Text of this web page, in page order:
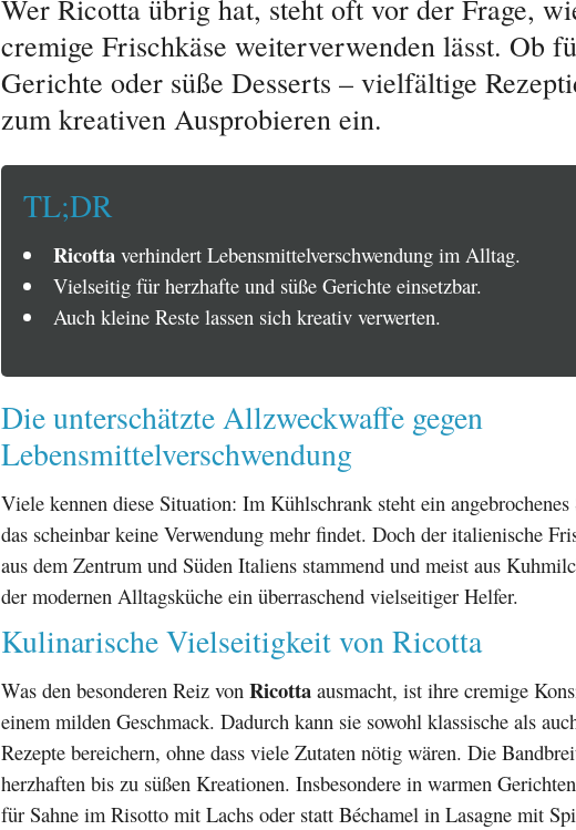
Wer Ricotta übrig hat, steht oft vor der Frage,
cremige Frischkäse weiterverwenden lässt. Ob
Gerichte oder süße Desserts – vielfältige
zum kreativen Ausprobieren ein.
TL;DR
Ricottaverhindert Lebensmittelverschwendung im Alltag.
Vielseitig für herzhafte und süße Gerichte einsetzbar.
Auch kleine Reste lassen sich kreativ verwerten.
Die unterschätzte Allzweckwaffe gegen
Lebensmittelverschwendung
Viele kennen diese Situation: Im Kühlschrank steht ein angebrochenes
das scheinbar keine Verwendung mehr findet. Doch der italienische
aus dem Zentrum und Süden Italiens stammend und meist aus
der modernen Alltagsküche ein überraschend vielseitiger Helfer.
Kulinarische Vielseitigkeit von Ricotta
Was den besonderen Reiz von Ricotta ausmacht, ist ihre cremige
einem milden Geschmack. Dadurch kann sie sowohl klassische als
Rezepte bereichern, ohne dass viele Zutaten nötig wären. Die
herzhaften bis zu süßen Kreationen. Insbesondere in warmen
für Sahne im Risotto mit Lachs oder statt Béchamel in Lasagne mit